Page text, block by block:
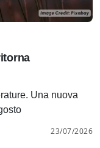
Una nuova
23/07/2026